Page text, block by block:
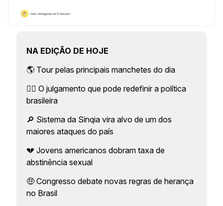
NA EDIÇÃO DE HOJE
🌎 Tour pelas principais manchetes do dia
👨‍⚖️ O julgamento que pode redefinir a política
brasileira
🔎 Sistema da Sinqia vira alvo de um dos
maiores ataques do país
💔 Jovens americanos dobram taxa de
abstinência sexual
🤑 Congresso debate novas regras de herança
no Brasil